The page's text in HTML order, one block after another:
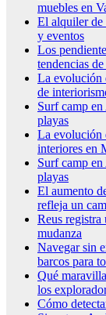
muebles en
El alquiler de
y eventos
Los
tendencias
La evolución
de
Surf camp
playas
La evolución
interiores en
Surf camp
playas
El aumento
refleja un
Reus registra
mudanza
Navegar sin
barcos para
Qué
los
Cómo